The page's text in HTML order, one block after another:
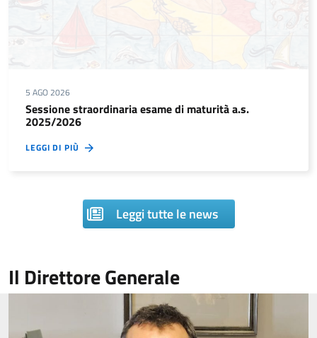
5 AGO 2026
Sessione straordinaria esame di maturità a.s.
2025/2026
LEGGI DI PIÙ
Leggi tutte le news
Il Direttore Generale